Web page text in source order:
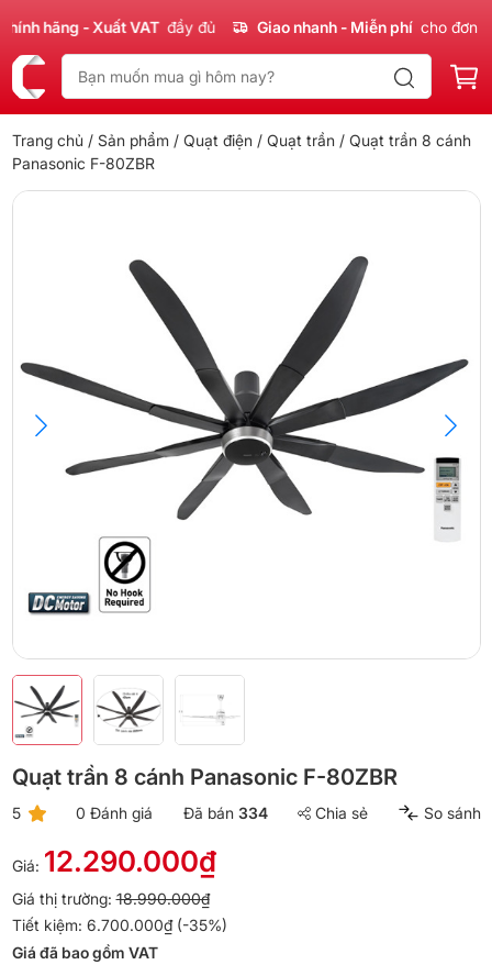
hãng - Xuất VAT đầy đủ Giao nhanh - Miễn phí cho đơn
Trang chủ / Sản phẩm / Quạt điện / Quạt trần / Quạt trần 8 cánh
Panasonic F-80ZBR
Quạt trần 8 cánh Panasonic F-80ZBR
5 0 Đánh giá Đã bán 334 Chia sẻ So sánh
Giá: 12.290.000₫
Giá thị trường:18.990.000₫
Tiết kiệm: 6.700.000₫ (-35%)
Giá đã bao gồm VAT